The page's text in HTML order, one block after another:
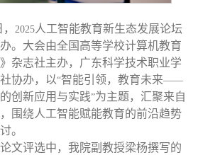
2025人工智能教育新生态发展论坛
。大会由全国高等学校计算机教育
杂志社主办，广东科学技术职业学
协办，以“智能引领，教育未来——
创新应用与实践”为主题，汇聚来自
围绕人工智能赋能教育的前沿趋势
。
文评选中，我院副教授梁杨撰写的